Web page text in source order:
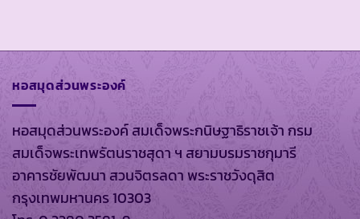
หอสมุดส่วนพระองค์
หอสมุดส่วนพระองค์ สมเด็จพระกนิษฐาธิราชเจ้า กรม
สมเด็จพระเทพรัตนราชสุดา ฯ สยามบรมราชกุมารี
อาคารชัยพัฒนา สวนจิตรลดา พระราชวังดุสิต
กรุงเทพมหานคร 10303